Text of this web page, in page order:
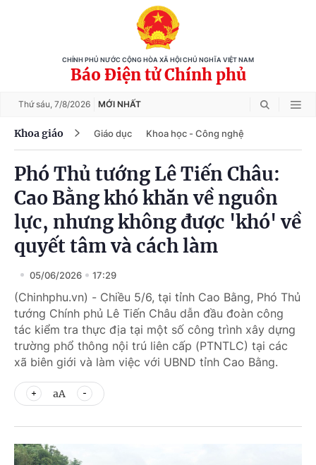
CHÍNH PHỦ NƯỚC CỘNG HÒA XÃ HỘI CHỦ NGHĨA VIỆT NAM
Báo Điện tử Chính phủ
Thứ sáu, 7/8/2026 MỚI NHẤT
Khoa giáo Giáo dục Khoa học - Công nghệ
Phó Thủ tướng Lê Tiến Châu:
Cao Bằng khó khăn về nguồn
lực, nhưng không được 'khó' về
quyết tâm và cách làm
05/06/2026 17:29
(Chinhphu.vn) - Chiều 5/6, tại tỉnh Cao Bằng, Phó Thủ
tướng Chính phủ Lê Tiến Châu dẫn đầu đoàn công
tác kiểm tra thực địa tại một số công trình xây dựng
trường phổ thông nội trú liên cấp (PTNTLC) tại các
xã biên giới và làm việc với UBND tỉnh Cao Bằng.
aA